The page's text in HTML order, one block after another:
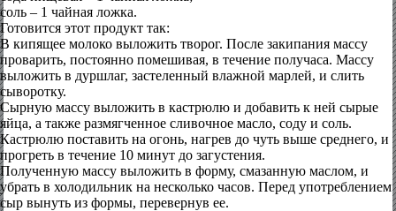
соль – 1 чайная ложка.
Готовится этот продукт так:
В кипящее молоко выложить творог. После закипания массу
проварить, постоянно помешивая, в течение получаса. Массу
выложить в дуршлаг, застеленный влажной марлей, и слить
сыворотку.
Сырную массу выложить в кастрюлю и добавить к ней сырые
яйца, а также размягченное сливочное масло, соду и соль.
Кастрюлю поставить на огонь, нагрев до чуть выше среднего, и
прогреть в течение 10 минут до загустения.
Полученную массу выложить в форму, смазанную маслом, и
убрать в холодильник на несколько часов. Перед употреблением
сыр вынуть из формы, перевернув ее.